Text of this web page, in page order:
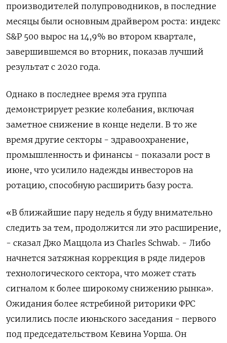
производителей полупроводников, в ‌последние
месяцы были основным драйвером роста: индекс
S&P 500 вырос на 14,9% во ​втором квартале,
завершившемся во вторник, показав лучший
результат с ‌2020 года.
Однако в последнее время эта группа
демонстрирует резкие колебания, включая ​
заметное снижение в конце недели. В то же
время другие секторы - ‌здравоохранение,
промышленность и финансы - показали рост в
июне, что усилило надежды инвесторов на
ротацию, способную расширить базу роста.
«В ​ближайшие пару недель ​я буду внимательно
‌следить за тем, продолжится ли это расширение,
- сказал Джо Маццола из ​Charles Schwab. - Либо
начнется затяжная коррекция в ряде лидеров
технологического сектора, что может стать
сигналом к более широкому снижению рынка».
Ожидания более ястребиной риторики ФРС
усилились после июньского заседания - первого
под председательством Кевина Уорша. Он